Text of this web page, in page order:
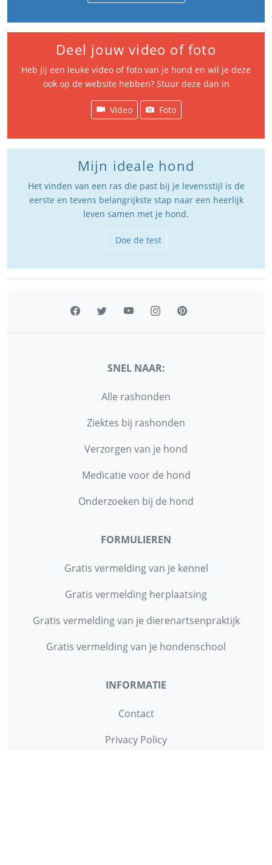
Deel jouw video of foto
Heb jij een leuke video of foto van je hond en wil je deze
ook op de website hebben? Stuur deze dan in
Video Foto
Mijn ideale hond
Het vinden van een ras die past bij je levensstijl is de
eerste en tevens belangrijkste stap naar een heerlijk
leven samen met je hond.
Doe de test
SNEL NAAR:
Alle rashonden
Ziektes bij rashonden
Verzorgen van je hond
Medicatie voor de hond
Onderzoeken bij de hond
FORMULIEREN
Gratis vermelding van je kennel
Gratis vermelding herplaatsing
Gratis vermelding van je dierenartsenpraktijk
Gratis vermelding van je hondenschool
INFORMATIE
Contact
Privacy Policy